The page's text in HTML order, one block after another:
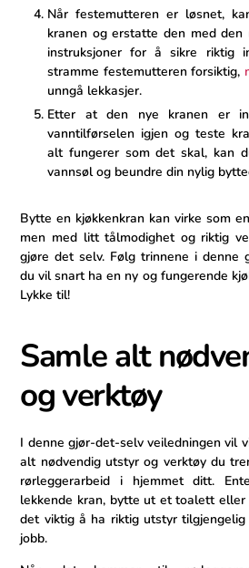
Når festemutteren er løsnet,
kranen og erstatte den med den
instruksjoner for å sikre riktig
stramme festemutteren forsiktig,
unngå lekkasjer.
Etter ⁣at den nye kranen er
vanntilførselen igjen og teste
alt fungerer som det skal, kan
vannsøl og beundre din nylig
Bytte en​ kjøkkenkran ‌kan virke som
men med litt tålmodighet ‍og ‌riktig
gjøre‌ det selv. Følg trinnene i denne
du vil ⁤snart ha en ny og fungerende
Lykke ⁤til!
Samle alt
og verktøy
I denne gjør-det-selv veiledningen vil
alt nødvendig utstyr og verktøy du
rørleggerarbeid i hjemmet ditt.
lekkende kran, bytte ut et toalett⁢
det viktig å ha riktig utstyr
jobb.